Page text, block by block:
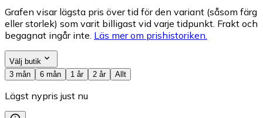
Grafen visar lägsta pris över tid för den variant (såsom färg
eller storlek) som varit billigast vid varje tidpunkt. Frakt och
begagnat ingår inte. Läs mer om prishistoriken.
Välj butik
3 mån
6 mån 1 år 2 år Allt
Lägst nypris just nu